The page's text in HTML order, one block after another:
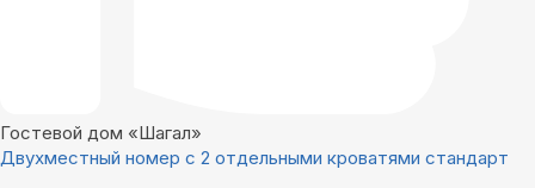
Гостевой дом «Шагал»
Двухместный номер с 2 отдельными кроватями стандарт